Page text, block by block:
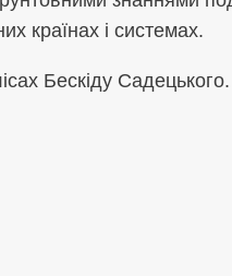
країнах і системах.
Бескіду Садецького.